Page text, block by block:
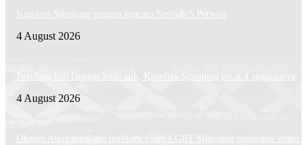
Kapolres Sijunjung pimpin upacara Sertijab 5 Perwira
4 August 2026
Berulang kali langgar kode etik, Kapolres Sijunjung pecat 4 anggotanya
4 August 2026
Oknum Aspri sekaligus perekam video LGBT Sijunjung mengakui video